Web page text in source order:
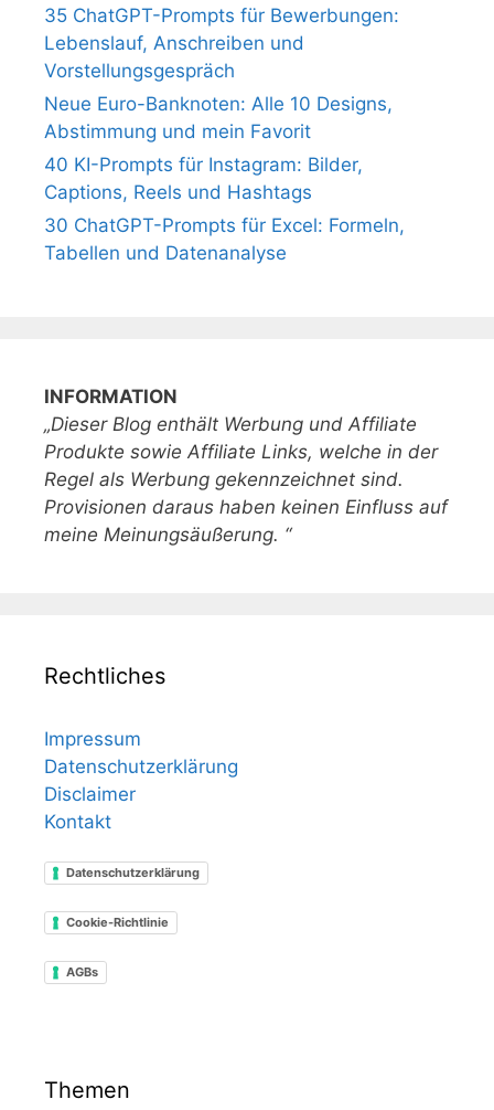
35 ChatGPT-Prompts für Bewerbungen:
Lebenslauf, Anschreiben und
Vorstellungsgespräch
Neue Euro-Banknoten: Alle 10 Designs,
Abstimmung und mein Favorit
40 KI-Prompts für Instagram: Bilder,
Captions, Reels und Hashtags
30 ChatGPT-Prompts für Excel: Formeln,
Tabellen und Datenanalyse
INFORMATION
„Dieser Blog enthält Werbung und Affiliate
Produkte sowie Affiliate Links, welche in der
Regel als Werbung gekennzeichnet sind.
Provisionen daraus haben keinen Einfluss auf
meine Meinungsäußerung. “
Rechtliches
Impressum
Datenschutzerklärung
Disclaimer
Kontakt
Datenschutzerklärung
Cookie-Richtlinie
AGBs
Themen